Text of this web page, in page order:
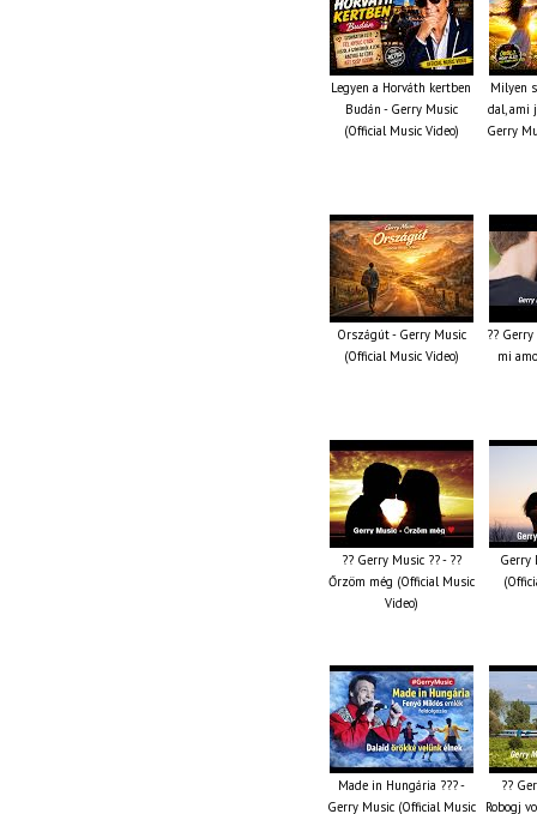
Legyen a Horváth kertben
Budán - Gerry Music
(Official Music Video)
Milyen
dal, ami
Gerry
Országút - Gerry Music
(Official Music Video)
?? Gerry
mi
?? Gerry Music ?? - ??
Őrzöm még (Official Music
Video)
Gerry
Made in Hungária ??? -
Gerry Music (Official Music
??
Robogj